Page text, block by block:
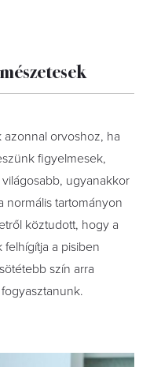
orvoshoz, ha
figyelmesek,
világosabb, ugyanakkor
normális tartományon
köztudott, hogy a
felhígítja a pisiben
szín arra